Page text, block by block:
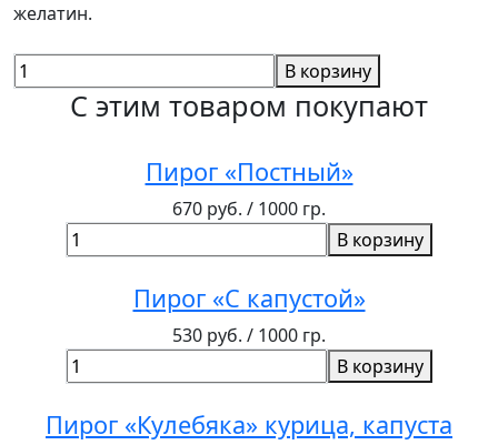
желатин.
В корзину
С этим товаром покупают
Пирог «Постный»
670 руб. / 1000 гр.
В корзину
Пирог «С капустой»
530 руб. / 1000 гр.
В корзину
Пирог «Кулебяка» курица, капуста